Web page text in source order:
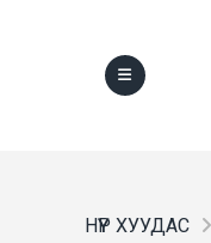
НҮҮР ХУУДАС